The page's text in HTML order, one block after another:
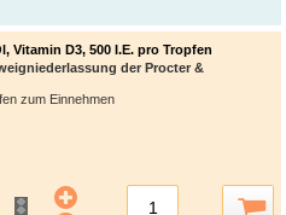
Vitamin D3, 500 I.E. pro Tropfen
der Procter &
zum Einnehmen